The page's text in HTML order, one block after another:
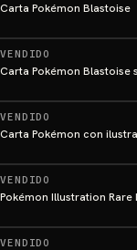
Carta Pokémon Blastoise
VENDIDO
Carta Pokémon Blastoise
VENDIDO
Carta Pokémon con
VENDIDO
Pokémon Illustration Rare
VENDIDO